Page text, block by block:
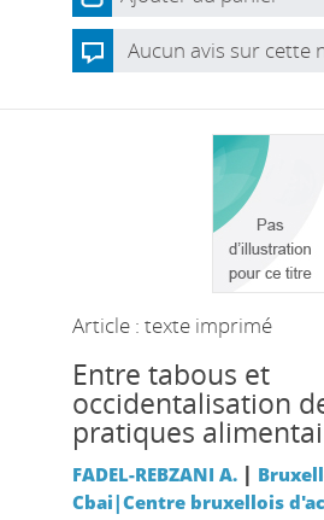
Aucun avis sur cette
Article : texte imprimé
Entre tabous et
occidentalisation
pratiques
FADEL-REBZANI A. |
Cbai|Centre bruxellois